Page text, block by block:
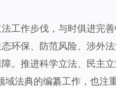
工作步伐，与时俱进完
环保、防范风险、涉外
。推进科学立法、民主
域法典的编纂工作，也注